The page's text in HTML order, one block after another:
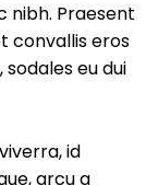
nibh. Praesent
convallis eros
eu dui
id
arcu a